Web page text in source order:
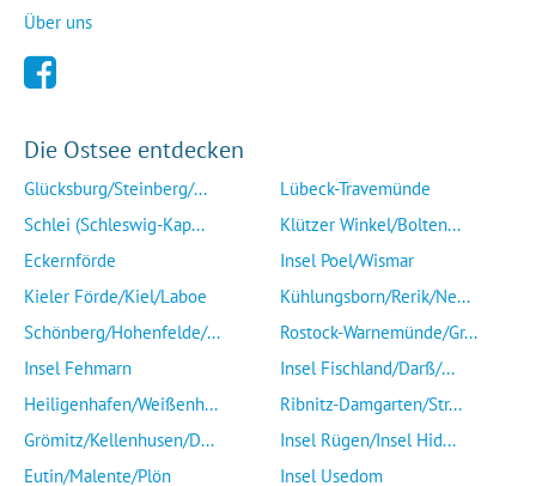
Über uns
Die Ostsee entdecken
Glücksburg/Steinberg/...
Schlei (Schleswig-Kap...
Eckernförde
Kieler Förde/Kiel/Laboe
Schönberg/Hohenfelde/...
Insel Fehmarn
Heiligenhafen/Weißenh...
Grömitz/Kellenhusen/D...
Eutin/Malente/Plön
Lübeck-Travemünde
Klützer Winkel/Bolten...
Insel Poel/Wismar
Kühlungsborn/Rerik/Ne...
Rostock-Warnemünde/Gr...
Insel Fischland/Darß/...
Ribnitz-Damgarten/Str...
Insel Rügen/Insel Hid...
Insel Usedom